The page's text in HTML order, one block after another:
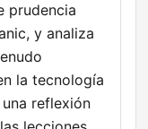
prudencia
y analiza
la tecnología
reflexión